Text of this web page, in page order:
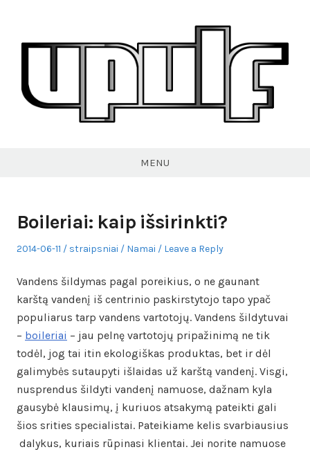
content
MENU
Boileriai: kaip išsirinkti?
Posted
2014-06-11 Author
straipsniai
Posted
Namai Leave a Reply
Vandens šildymas pagal poreikius, o ne gaunant
karštą vandenį iš centrinio paskirstytojo tapo ypač
populiarus tarp vandens vartotojų. Vandens šildytuvai
– boileriai – jau pelnę vartotojų pripažinimą ne tik
todėl, jog tai itin ekologiškas produktas, bet ir dėl
galimybės sutaupyti išlaidas už karštą vandenį. Visgi,
nusprendus šildyti vandenį namuose, dažnam kyla
gausybė klausimų, į kuriuos atsakymą pateikti gali
šios srities specialistai. Pateikiame kelis svarbiausius
dalykus, kuriais rūpinasi klientai. Jei norite namuose